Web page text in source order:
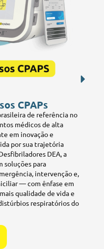
CPAPs
de referência no
médicos de alta
em inovação e
por sua trajetória
DEA, a
soluções para
intervenção e,
— com ênfase em
qualidade de vida e
respiratórios do